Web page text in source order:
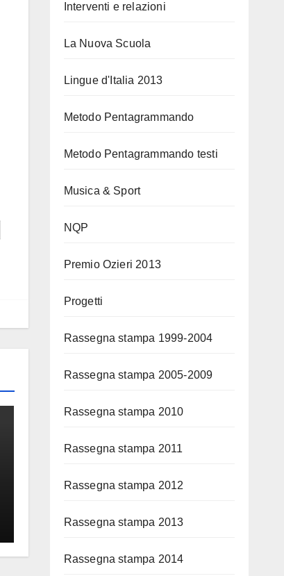
Interventi e relazioni
La Nuova Scuola
Lingue d'Italia 2013
Metodo Pentagrammando
Metodo Pentagrammando testi
Musica & Sport
NQP
Premio Ozieri 2013
Progetti
Rassegna stampa 1999-2004
Rassegna stampa 2005-2009
Rassegna stampa 2010
Rassegna stampa 2011
Rassegna stampa 2012
Rassegna stampa 2013
Rassegna stampa 2014